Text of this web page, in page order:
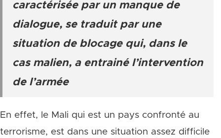
caractérisée par un manque de
dialogue, se traduit par une
situation de blocage qui, dans le
cas malien, a entrainé l’intervention
de l’armée
En effet, le Mali qui est un pays confronté au
terrorisme, est dans une situation assez difficile